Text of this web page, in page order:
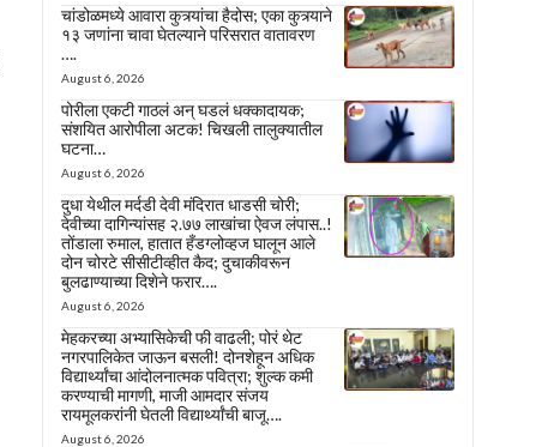
चांडोळमध्ये आवारा कुत्र्यांचा हैदोस; एका कुत्र्याने
१३ जणांना चावा घेतल्याने परिसरात वातावरण
….
August 6, 2026
पोरीला एकटी गाठलं अन् घडलं धक्कादायक;
संशयित आरोपीला अटक! चिखली तालुक्यातील
घटना…
August 6, 2026
दुधा येथील मर्दडी देवी मंदिरात धाडसी चोरी;
देवीच्या दागिन्यांसह २.७७ लाखांचा ऐवज लंपास..!
तोंडाला रुमाल, हातात हँडग्लोव्हज घालून आले
दोन चोरटे सीसीटीव्हीत कैद; दुचाकीवरून
बुलढाण्याच्या दिशेने फरार….
August 6, 2026
मेहकरच्या अभ्यासिकेची फी वाढली; पोरं थेट
नगरपालिकेत जाऊन बसली! दोनशेहून अधिक
विद्यार्थ्यांचा आंदोलनात्मक पवित्रा; शुल्क कमी
करण्याची मागणी, माजी आमदार संजय
रायमूलकरांनी घेतली विद्यार्थ्यांची बाजू….
August 6, 2026